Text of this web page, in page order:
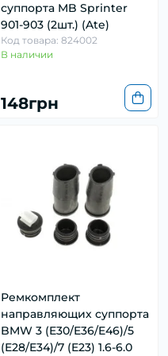
суппорта MB Sprinter
901-903 (2шт.) (Ate)
Код товара: 824002
В наличии
148грн
Ремкомплект
направляющих суппорта
BMW 3 (E30/E36/E46)/5
(E28/E34)/7 (E23) 1.6-6.0